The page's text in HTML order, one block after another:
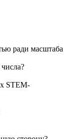
ради масштаба
STEM-